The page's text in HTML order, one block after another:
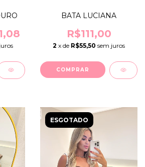
BATA LUCIANA
R$111,00
2 x de R$55,50 sem juros
COMPRAR
ESGOTADO